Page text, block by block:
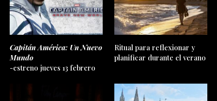
Capitán América: Un Nuevo
Mundo
-estreno jueves 13 febrero
Ritual para reflexionar y
planificar durante el verano